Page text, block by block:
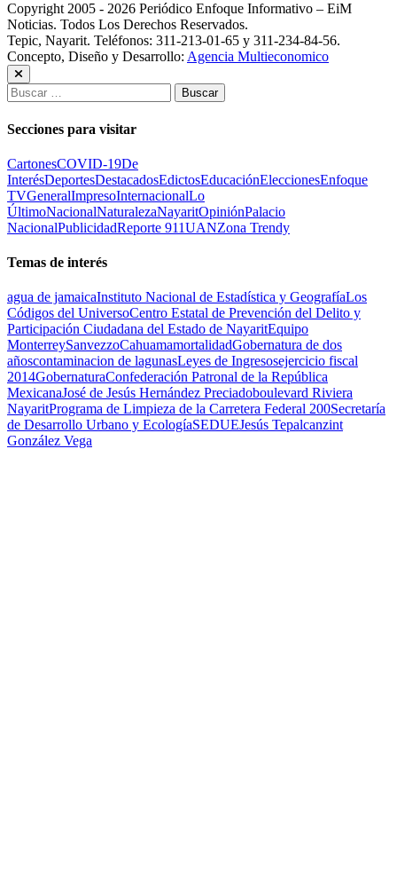
Copyright 2005 - 2026 Periódico Enfoque Informativo – EiM
Noticias. Todos Los Derechos Reservados.
Tepic, Nayarit. Teléfonos: 311-213-01-65 y 311-234-84-56.
Concepto, Diseño y Desarrollo: Agencia Multieconomico
Buscar:
Secciones para visitar
CartonesCOVID-19De
InterésDeportesDestacadosEdictosEducaciónEleccionesEnfoque
TVGeneralImpresoInternacionalLo
ÚltimoNacionalNaturalezaNayaritOpiniónPalacio
NacionalPublicidadReporte 911UANZona Trendy
Temas de interés
agua de jamaicaInstituto Nacional de Estadística y GeografíaLos
Códigos del UniversoCentro Estatal de Prevención del Delito y
Participación Ciudadana del Estado de NayaritEquipo
MonterreySanvezzoCahuamamortalidadGobernatura de dos
añoscontaminacion de lagunasLeyes de Ingresosejercicio fiscal
2014GobernaturaConfederación Patronal de la República
MexicanaJosé de Jesús Hernández Preciadoboulevard Riviera
NayaritPrograma de Limpieza de la Carretera Federal 200Secretaría
de Desarrollo Urbano y EcologíaSEDUEJesús Tepalcanzint
González Vega